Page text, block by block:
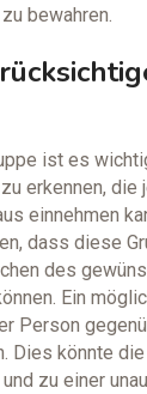
bewahren.
ist es
erkennen, die
einnehmen
dass diese
des
Ein
Person
Dies könnte
zu einer